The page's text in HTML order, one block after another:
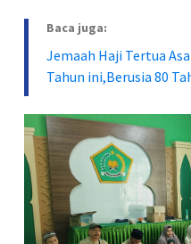
Baca juga:
Jemaah Haji Tertua
Tahun ini,Berusia 80